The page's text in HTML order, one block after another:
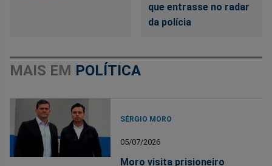
que entrasse no radar
da polícia
MAIS EM POLÍTICA
SÉRGIO MORO
05/07/2026
Moro visita prisioneiro